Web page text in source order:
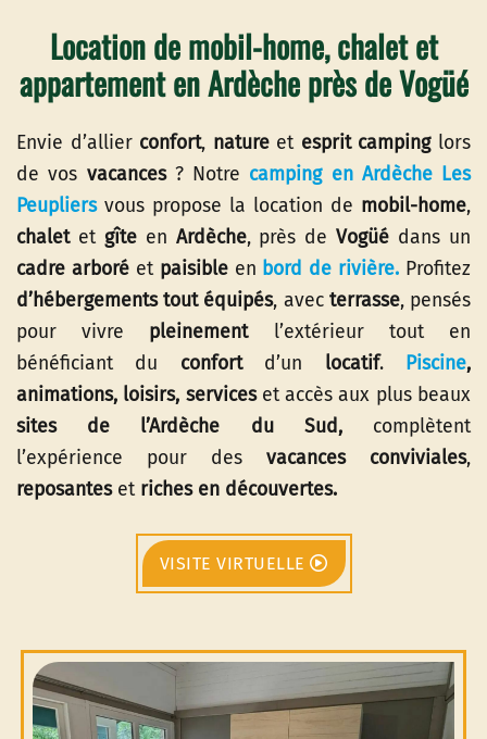
Location de mobil-home, chalet et
appartement en Ardèche près de Vogüé
Envie d’allier confort, natureet esprit campinglors
de vos vacances? Notre camping en Ardèche Les
Peupliers vous propose la location de mobil-home,
chaletet gîteen Ardèche, près deVogüé dans un
cadre arboréet paisibleen bord de rivière. Profitez
d’hébergements tout équipés, avec terrasse, pensés
pour vivre pleinementl’extérieur tout en
bénéficiant du confortd’un locatif. Piscine,
animations, loisirs, services et accès aux plus beaux
sites de l’Ardèche du Sud, complètent
l’expérience pour des vacances conviviales,
reposanteset riches en découvertes.
VISITE VIRTUELLE